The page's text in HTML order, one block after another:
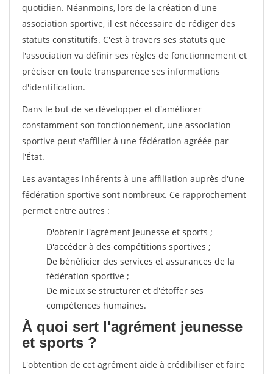
quotidien. Néanmoins, lors de la création d'une
association sportive, il est nécessaire de rédiger des
statuts constitutifs. C'est à travers ses statuts que
l'association va définir ses règles de fonctionnement et
préciser en toute transparence ses informations
d'identification.
Dans le but de se développer et d'améliorer
constamment son fonctionnement, une association
sportive peut s'affilier à une fédération agréée par
l'État.
Les avantages inhérents à une affiliation auprès d'une
fédération sportive sont nombreux. Ce rapprochement
permet entre autres :
D'obtenir l'agrément jeunesse et sports ;
D'accéder à des compétitions sportives ;
De bénéficier des services et assurances de la
fédération sportive ;
De mieux se structurer et d'étoffer ses
compétences humaines.
À quoi sert l'agrément jeunesse
et sports ?
L'obtention de cet agrément aide à crédibiliser et faire